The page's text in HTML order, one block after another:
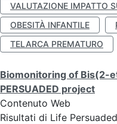
VALUTAZIONE IMPATTO
OBESITÀ INFANTILE
TELARCA PREMATURO
Biomonitoring of Bis(2-
PERSUADED project
Contenuto Web
Risultati di Life